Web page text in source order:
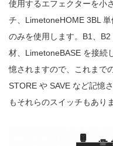
使用するエフェクターを小
チ、LimetoneHOME 3BL
のみを使用します。B1、
材、LimetoneBASE を接続
憶されますので、これまで
STORE や SAVE など記憶
もそれらのスイッチもあり